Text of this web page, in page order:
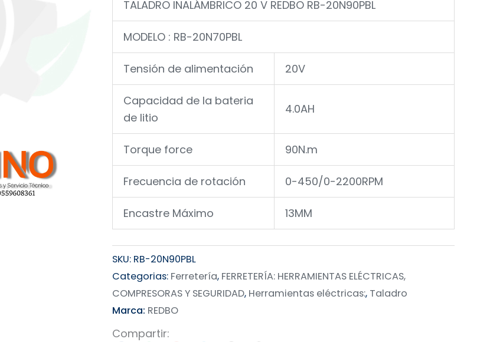
TALADRO INALÁMBRICO 20 V REDBO RB-20N90PBL
MODELO : RB-20N70PBL
Tensión de alimentación 20V
Capacidad de la bateria
de litio
4.0AH
Torque force 90N.m
Frecuencia de rotación 0-450/0-2200RPM
Encastre Máximo 13MM
SKU: RB-20N90PBL
Categorias: Ferretería, FERRETERÍA: HERRAMIENTAS ELÉCTRICAS,
COMPRESORAS Y SEGURIDAD, Herramientas eléctricas:, Taladro
Marca: REDBO
Compartir: